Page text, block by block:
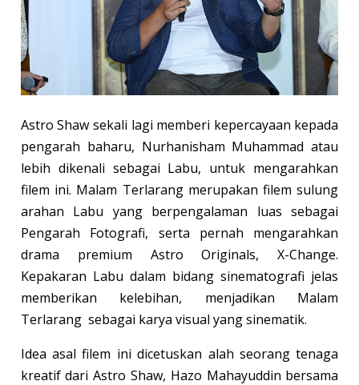
Astro Shaw sekali lagi memberi kepercayaan kepada
pengarah baharu, Nurhanisham Muhammad atau
lebih dikenali sebagai Labu, untuk mengarahkan
filem ini. Malam Terlarang merupakan filem sulung
arahan Labu yang berpengalaman luas sebagai
Pengarah Fotografi, serta pernah mengarahkan
drama premium Astro Originals, X-Change.
Kepakaran Labu dalam bidang sinematografi jelas
memberikan kelebihan, menjadikan Malam
Terlarang sebagai karya visual yang sinematik.
Idea asal filem ini dicetuskan alah seorang tenaga
kreatif dari Astro Shaw, Hazo Mahayuddin bersama